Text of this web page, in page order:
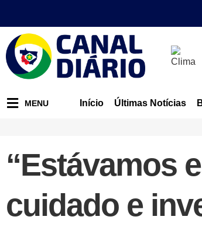
MENU Início Últimas Notícias
“Estávamos
cuidado e